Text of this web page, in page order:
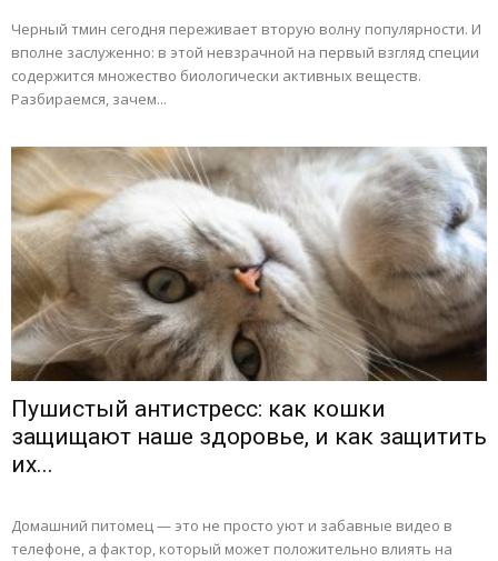
Черный тмин сегодня переживает вторую волну популярности. И
вполне заслуженно: в этой невзрачной на первый взгляд специи
содержится множество биологически активных веществ.
Разбираемся, зачем...
Пушистый антистресс: как кошки
защищают наше здоровье, и как защитить
их...
Домашний питомец — это не просто уют и забавные видео в
телефоне, а фактор, который может положительно влиять на